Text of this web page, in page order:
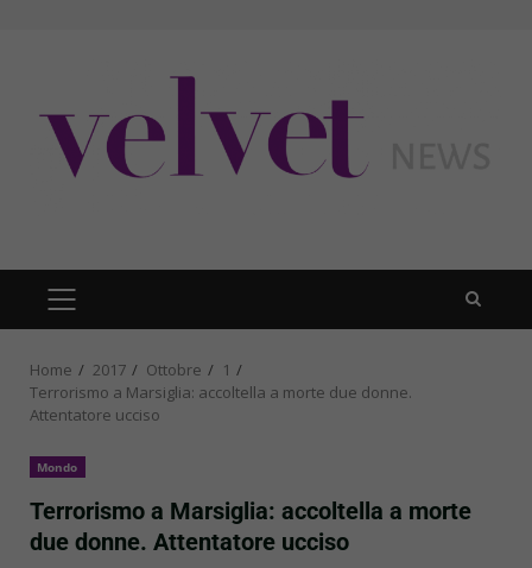
PRIMARY
MENU
Home 2017 Ottobre
1
Terrorismo a Marsiglia: accoltella a morte due donne.
Attentatore ucciso
Mondo
Terrorismo a Marsiglia: accoltella a morte
due donne. Attentatore ucciso